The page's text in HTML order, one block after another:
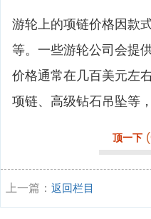
游轮上的项链价格因款
等。一些游轮公司会提
价格通常在几百美元左
项链、高级钻石吊坠等
顶一下
上一篇： 返回栏目